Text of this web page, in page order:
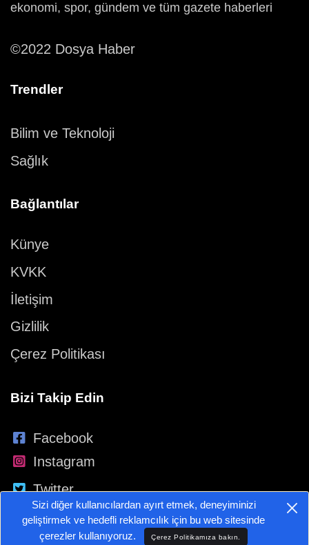
ekonomi, spor, gündem ve tüm gazete haberleri
©2022 Dosya Haber
Trendler
Bilim ve Teknoloji
Sağlık
Bağlantılar
Künye
KVKK
İletişim
Gizlilik
Çerez Politikası
Bizi Takip Edin
Facebook
Instagram
Twitter
YouTube
Sizi diğer kullanıcılardan ayırt etmek, deneyiminizi
geliştirmek ve hedefli reklamcılık için bu web sitesinde
çerezler kullanıyoruz.
Çerez Politikamıza bakın.